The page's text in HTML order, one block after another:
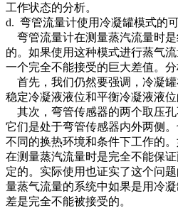
工作状态的分析。
d. 弯管流量计使用冷凝罐模式的
弯管流量计在测量蒸汽流量时
的。如果使用这种模式进行蒸气
一个完全不能接受的巨大差值。分
首先，我们仍然要强调，冷凝罐
稳定冷凝液液位和平衡冷凝液液位
其次，弯管传感器的两个取压孔
它们是处于弯管传感器内外两侧
不同的换热环境和条件下工作的
在测量蒸汽流量时是完全不能保
定的。实际使用也证实了这个问
量蒸气流量的系统中如果是用冷
差是完全不能被接受的。